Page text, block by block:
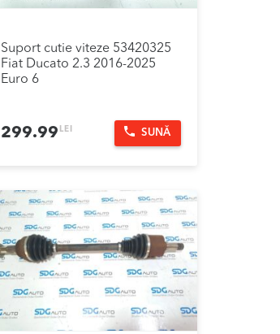
Suport cutie viteze 53420325
Fiat Ducato 2.3 2016-2025
Euro 6
299.99 LEI SUNĂ